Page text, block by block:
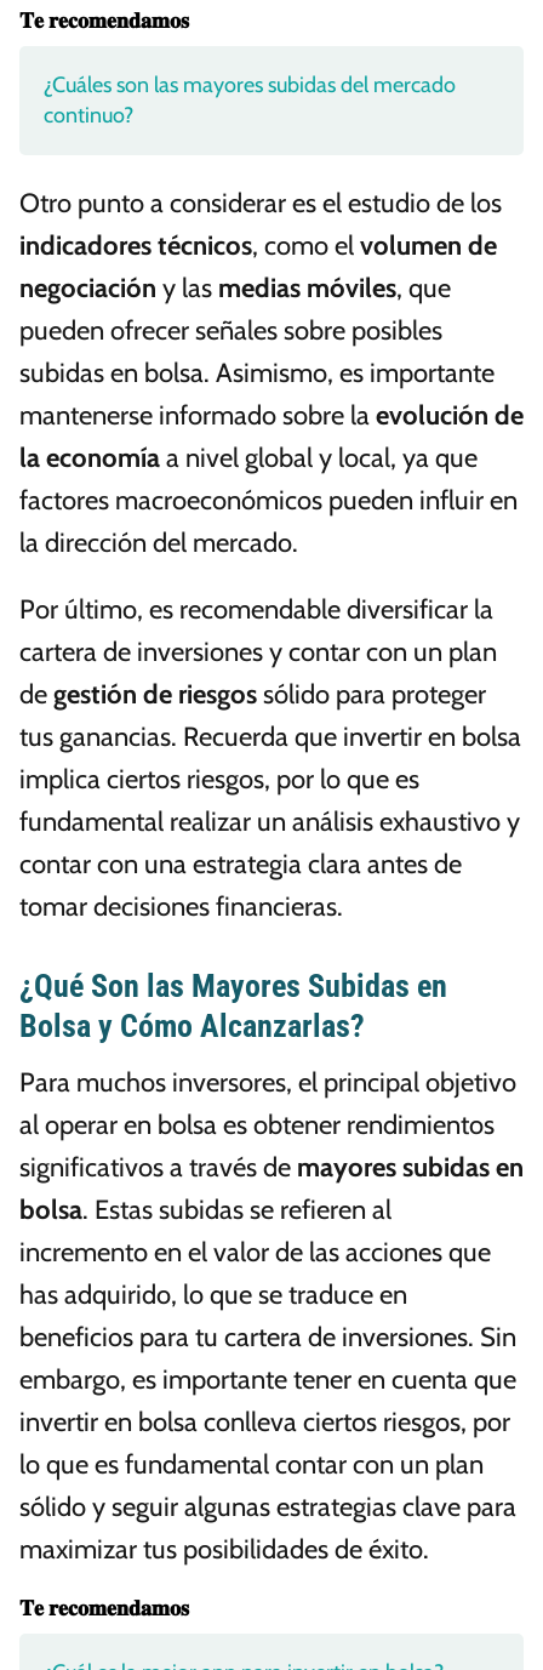
𝐓𝐞 𝐫𝐞𝐜𝐨𝐦𝐞𝐧𝐝𝐚𝐦𝐨𝐬
¿Cuáles son las mayores subidas del mercado
continuo?
Otro punto a considerar es el estudio de los
indicadores técnicos, como elvolumen de
negociación y las medias móviles, que
pueden ofrecer señales sobre posibles
subidas en bolsa. Asimismo, es importante
mantenerse informado sobre laevolución de
la economíaa nivel global y local, ya que
factores macroeconómicos pueden influir en
la dirección del mercado.
Por último, es recomendable diversificar la
cartera de inversiones y contar con un plan
degestión de riesgossólido para proteger
tus ganancias. Recuerda que invertir en bolsa
implica ciertos riesgos, por lo que es
fundamental realizar un análisis exhaustivo y
contar con una estrategia clara antes de
tomar decisiones financieras.
¿Qué Son las Mayores Subidas en
Bolsa y Cómo Alcanzarlas?
Para muchos inversores, el principal objetivo
al operar en bolsa es obtener rendimientos
significativos a través de mayores subidas en
bolsa. Estas subidas se refieren al
incremento en el valor de las acciones que
has adquirido, lo que se traduce en
beneficios para tu cartera de inversiones. Sin
embargo, es importante tener en cuenta que
invertir en bolsa conlleva ciertos riesgos, por
lo que es fundamental contar con un plan
sólido y seguir algunas estrategias clave para
maximizar tus posibilidades de éxito.
𝐓𝐞 𝐫𝐞𝐜𝐨𝐦𝐞𝐧𝐝𝐚𝐦𝐨𝐬